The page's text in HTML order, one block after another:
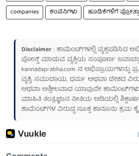
companies
ಕಂಪೆನಿಗಳು ಹೂಡಿಕೆಗಳಿಗೆ
Disclaimer: ಕಾಮೆಂಟ್‌ಗಳಲ್ಲಿ ವ್ಯಕ್ತಪಡಿಸಿದ
ಪೋಸ್ಟ್ ಮಾಡುವ ವ್ಯಕ್ತಿಯ ಸಂಪೂರ್ಣ
kannadaprabha.com ನ ಅಭಿಪ್ರಾಯಗಳನ್ನು
ವ್ಯಕ್ತಿ, ಸಮುದಾಯ, ಧರ್ಮ ಅಥವಾ ದೇಶದ
ಅಥವಾ ಅಶ್ಲೀಲವಾದ ಯಾವುದೇ
ಮಾಹಿತಿ ತಂತ್ರಜ್ಞಾನ ನೀತಿಯ ಅಡಿಯಲ್ಲಿ
ಕಾಮೆಂಟ್‌ಗಳ ವಿರುದ್ಧ ಸೂಕ್ತ ಕಾನೂನು ಕ್ರಮ